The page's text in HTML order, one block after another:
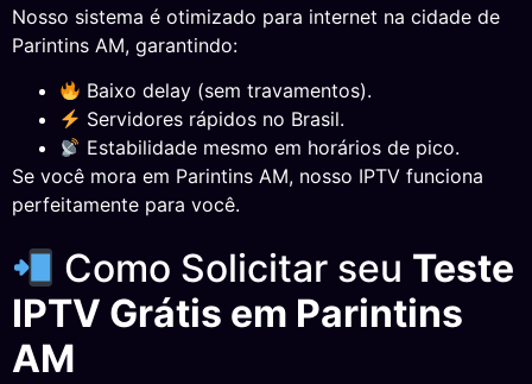
Nosso sistema é otimizado para internet na cidade de
Parintins AM, garantindo:
Baixo delay (sem travamentos).
Servidores rápidos no Brasil.
Estabilidade mesmo em horários de pico.
Se você mora em Parintins AM, nosso IPTV funciona
perfeitamente para você.
Como Solicitar seu Teste
IPTV Grátis em Parintins
AM